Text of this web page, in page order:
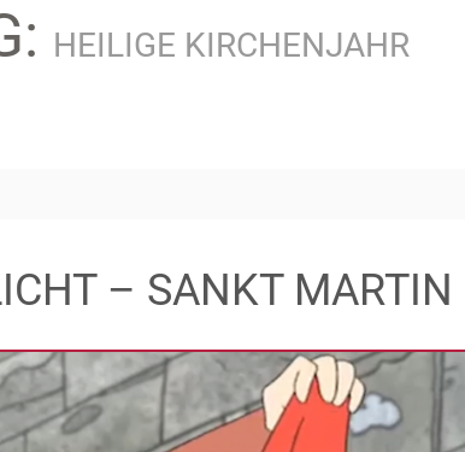
HEILIGE KIRCHENJAHR
– SANKT MARTIN